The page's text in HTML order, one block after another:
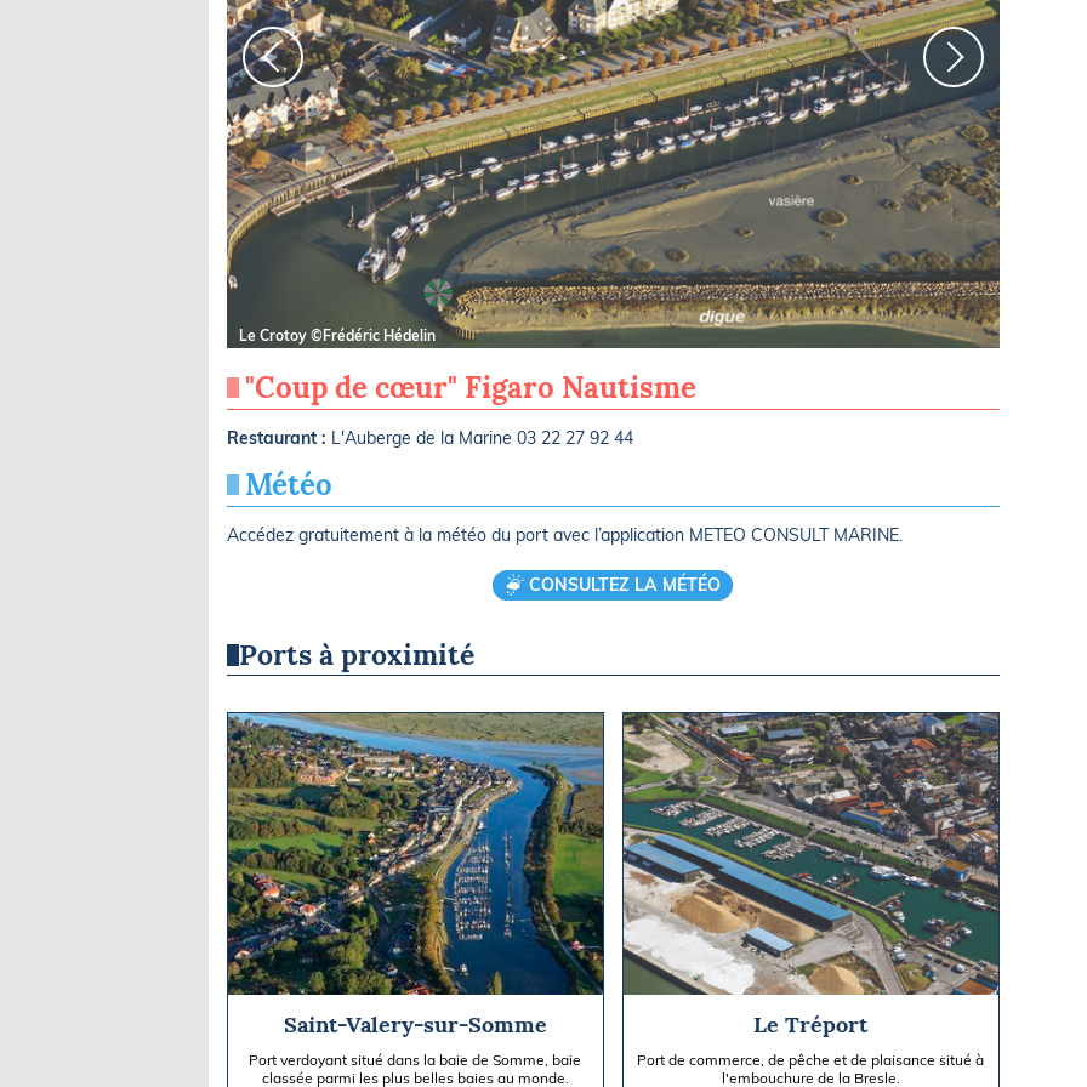
Le Crotoy ©Frédéric Hédelin
"Coup de cœur" Figaro Nautisme
Restaurant : L'Auberge de la Marine 03 22 27 92 44
Météo
Accédez gratuitement à la météo du port avec l’application METEO CONSULT MARINE.
CONSULTEZ LA MÉTÉO
Ports à proximité
Saint-Valery-sur-Somme
Port verdoyant situé dans la baie de Somme, baie
classée parmi les plus belles baies au monde.
Le Tréport
Port de commerce, de pêche et de plaisance situé à
l'embouchure de la Bresle.